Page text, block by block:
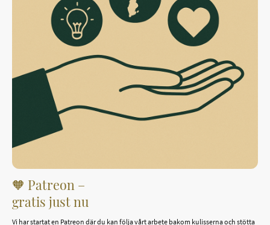
🧡 Patreon –
gratis just nu
Vi har startat en Patreon där du kan följa vårt arbete bakom kulisserna och stötta